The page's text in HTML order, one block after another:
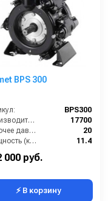
BPS 300
BPS300
Производительность (л/ч):
17700
Рабочее давление (бар):
20
Мощность (кВт):
11.4
000 руб.
⚡ В корзину